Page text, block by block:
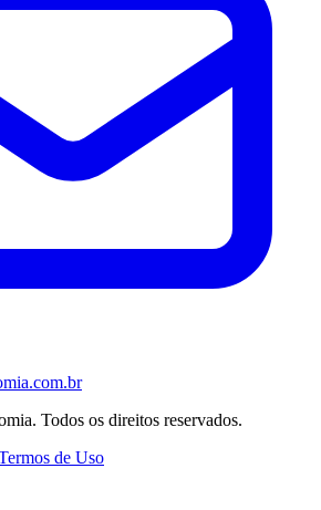
Todos os direitos reservados.
de Uso